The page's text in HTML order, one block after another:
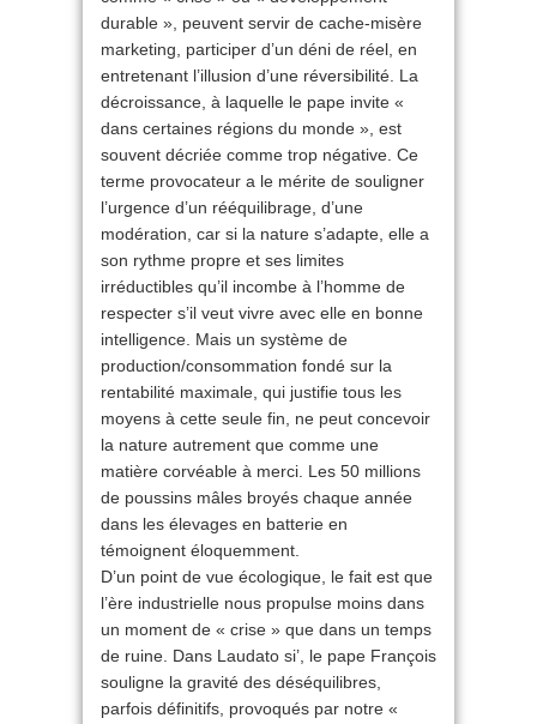
durable », peuvent servir de cache-misère
marketing, participer d’un déni de réel, en
entretenant l’illusion d’une réversibilité. La
décroissance, à laquelle le pape invite «
dans certaines régions du monde », est
souvent décriée comme trop négative. Ce
terme provocateur a le mérite de souligner
l’urgence d’un rééquilibrage, d’une
modération, car si la nature s’adapte, elle a
son rythme propre et ses limites
irréductibles qu’il incombe à l’homme de
respecter s’il veut vivre avec elle en bonne
intelligence. Mais un système de
production/consommation fondé sur la
rentabilité maximale, qui justifie tous les
moyens à cette seule fin, ne peut concevoir
la nature autrement que comme une
matière corvéable à merci. Les 50 millions
de poussins mâles broyés chaque année
dans les élevages en batterie en
témoignent éloquemment.
D’un point de vue écologique, le fait est que
l’ère industrielle nous propulse moins dans
un moment de « crise » que dans un temps
de ruine. Dans Laudato si’, le pape François
souligne la gravité des déséquilibres,
parfois définitifs, provoqués par notre «